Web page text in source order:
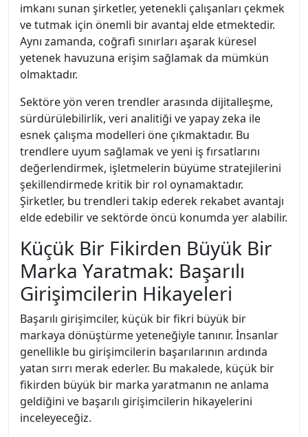
imkanı sunan şirketler, yetenekli çalışanları çekmek
ve tutmak için önemli bir avantaj elde etmektedir.
Aynı zamanda, coğrafi sınırları aşarak küresel
yetenek havuzuna erişim sağlamak da mümkün
olmaktadır.
Sektöre yön veren trendler arasında dijitalleşme,
sürdürülebilirlik, veri analitiği ve yapay zeka ile
esnek çalışma modelleri öne çıkmaktadır. Bu
trendlere uyum sağlamak ve yeni iş fırsatlarını
değerlendirmek, işletmelerin büyüme stratejilerini
şekillendirmede kritik bir rol oynamaktadır.
Şirketler, bu trendleri takip ederek rekabet avantajı
elde edebilir ve sektörde öncü konumda yer alabilir.
Küçük Bir Fikirden Büyük Bir
Marka Yaratmak: Başarılı
Girişimcilerin Hikayeleri
Başarılı girişimciler, küçük bir fikri büyük bir
markaya dönüştürme yeteneğiyle tanınır. İnsanlar
genellikle bu girişimcilerin başarılarının ardında
yatan sırrı merak ederler. Bu makalede, küçük bir
fikirden büyük bir marka yaratmanın ne anlama
geldiğini ve başarılı girişimcilerin hikayelerini
inceleyeceğiz.